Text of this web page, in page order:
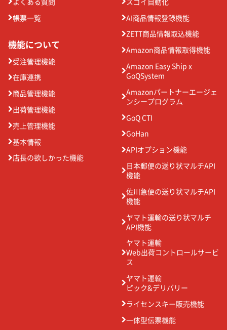
帳票一覧
機能について
受注管理機能
在庫連携
商品管理機能
出荷管理機能
売上管理機能
基本情報
店長の欲しかった機能
AI商品情報登録機能
ZETT商品情報取込機能
Amazon商品情報取得機能
Amazon Easy Ship x
GoQSystem
Amazonパートナーエージェ
ンシープログラム
GoQ CTI
GoHan
APIオプション機能
日本郵便の送り状マルチAPI
機能
佐川急便の送り状マルチAPI
機能
ヤマト運輸の送り状マルチ
API機能
ヤマト運輸
Web出荷コントロールサービ
ス
ヤマト運輸
ピック&デリバリー
ライセンスキー販売機能
一体型伝票機能